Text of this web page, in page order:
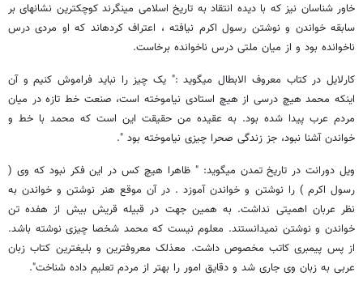
خاور شناسان نیز که با دیده انتقاد به تاریخ اسلامی می‏نگرند کوچکترین نشانه‏ای بر
سابقه خواندن و نوشتن رسول اکرم نیافته ، اعتراف کرده‏اند که‏ او مردی درس
ناخوانده بود و از میان ملتی درس ناخوانده برخاست.
کارلایل در کتاب معروف الابطال می‏گوید :" یک چیز را نباید فراموش کنیم و آن
اینکه محمد هیچ درسی از هیچ‏ استادی نیاموخته است، صنعت خط تازه در میان
مردم عرب پیدا شده بود. به عقیده من حقیقت این است که محمد با خط و
خواندن آشنا نبود، جز زندگی صحرا چیزی نیاموخته بود ".
ویل دورانت در تاریخ تمدن می‏گوید: " ظاهرا هیچ کس در این فکر نبود که وی (
رسول اکرم ) را نوشتن و خواندن آموزد . در آن موقع هنر نوشتن و خواندن به
نظر عربان اهمیتی‏ نداشت. به همین جهت در قبیله قریش بیش از هفده تن
خواندن و نوشتن نمی‏دانستند. معلوم نیست که محمد شخصا چیزی‏ نوشته باشد.
از پس پیمبری کاتب مخصوص داشت. معذلک معروف‏ترین و بلیغ‏ترین کتاب زبان
عربی به زبان وی جاری شد و دقایق امور را بهتر از مردم تعلیم داده شناخت".